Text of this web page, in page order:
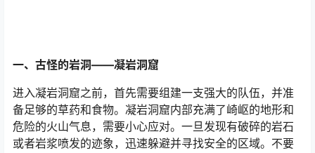
一、古怪的岩洞——凝岩洞窟
进入凝岩洞窟之前，首先需要组建一支强大的队伍，并准
备足够的草药和食物。凝岩洞窟内部充满了崎岖的地形和
危险的火山气息，需要小心应对。一旦发现有破碎的岩石
或者岩浆喷发的迹象，迅速躲避并寻找安全的区域。不要